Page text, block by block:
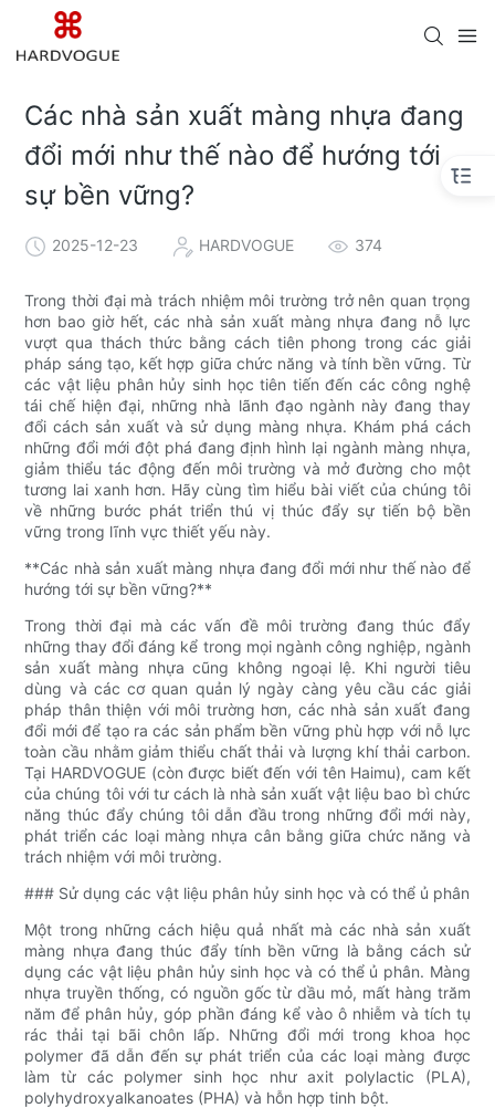
Các nhà sản xuất màng nhựa đang
đổi mới như thế nào để hướng tới
sự bền vững?
2025-12-23 HARDVOGUE 374
Trong thời đại mà trách nhiệm môi trường trở nên quan trọng
hơn bao giờ hết, các nhà sản xuất màng nhựa đang nỗ lực
vượt qua thách thức bằng cách tiên phong trong các giải
pháp sáng tạo, kết hợp giữa chức năng và tính bền vững. Từ
các vật liệu phân hủy sinh học tiên tiến đến các công nghệ
tái chế hiện đại, những nhà lãnh đạo ngành này đang thay
đổi cách sản xuất và sử dụng màng nhựa. Khám phá cách
những đổi mới đột phá đang định hình lại ngành màng nhựa,
giảm thiểu tác động đến môi trường và mở đường cho một
tương lai xanh hơn. Hãy cùng tìm hiểu bài viết của chúng tôi
về những bước phát triển thú vị thúc đẩy sự tiến bộ bền
vững trong lĩnh vực thiết yếu này.
**Các nhà sản xuất màng nhựa đang đổi mới như thế nào để
hướng tới sự bền vững?**
Trong thời đại mà các vấn đề môi trường đang thúc đẩy
những thay đổi đáng kể trong mọi ngành công nghiệp, ngành
sản xuất màng nhựa cũng không ngoại lệ. Khi người tiêu
dùng và các cơ quan quản lý ngày càng yêu cầu các giải
pháp thân thiện với môi trường hơn, các nhà sản xuất đang
đổi mới để tạo ra các sản phẩm bền vững phù hợp với nỗ lực
toàn cầu nhằm giảm thiểu chất thải và lượng khí thải carbon.
Tại HARDVOGUE (còn được biết đến với tên Haimu), cam kết
của chúng tôi với tư cách là nhà sản xuất vật liệu bao bì chức
năng thúc đẩy chúng tôi dẫn đầu trong những đổi mới này,
phát triển các loại màng nhựa cân bằng giữa chức năng và
trách nhiệm với môi trường.
### Sử dụng các vật liệu phân hủy sinh học và có thể ủ phân
Một trong những cách hiệu quả nhất mà các nhà sản xuất
màng nhựa đang thúc đẩy tính bền vững là bằng cách sử
dụng các vật liệu phân hủy sinh học và có thể ủ phân. Màng
nhựa truyền thống, có nguồn gốc từ dầu mỏ, mất hàng trăm
năm để phân hủy, góp phần đáng kể vào ô nhiễm và tích tụ
rác thải tại bãi chôn lấp. Những đổi mới trong khoa học
polymer đã dẫn đến sự phát triển của các loại màng được
làm từ các polymer sinh học như axit polylactic (PLA),
polyhydroxyalkanoates (PHA) và hỗn hợp tinh bột.